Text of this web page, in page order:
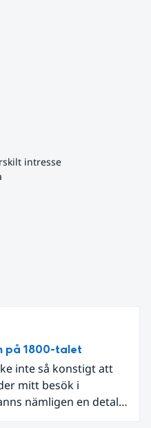
intresse
på 1800-talet
inte så konstigt att
mitt besök i
nämligen en detalj